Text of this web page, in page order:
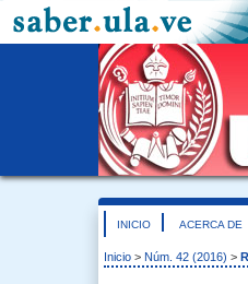
INICIO ACERCA DE
Inicio > Núm. 42 (2016) >